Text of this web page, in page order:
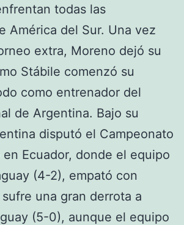
todas las
América del Sur. Una vez
extra, Moreno dejó su
Stábile comenzó su
como entrenador del
de Argentina. Bajo su
disputó el Campeonato
en Ecuador, donde el equipo
(4-2), empató con
sufre una gran derrota a
(5-0), aunque el equipo